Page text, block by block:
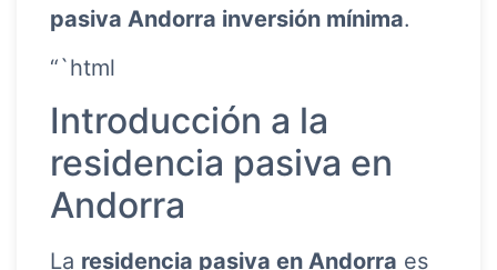
pasiva Andorra inversión mínima.
“`html
Introducción a la
residencia pasiva en
Andorra
La residencia pasiva en Andorra es